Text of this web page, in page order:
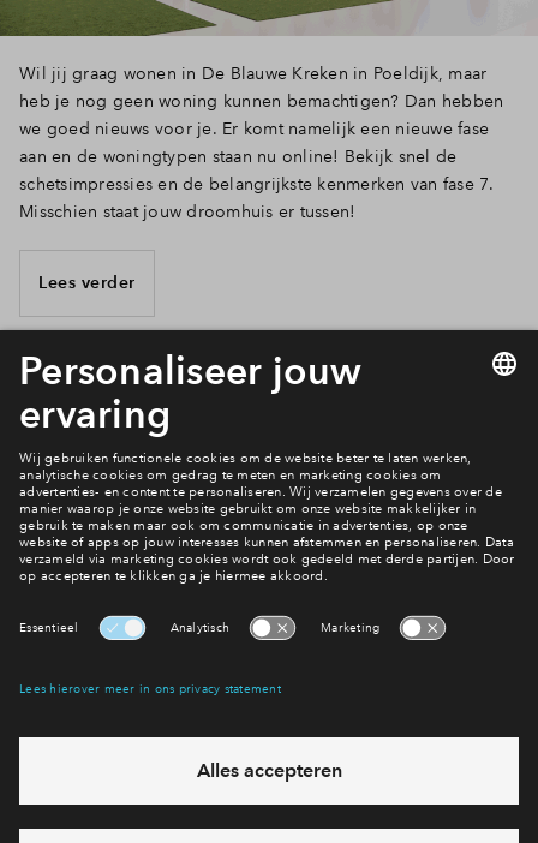
Wil jij graag wonen in De Blauwe Kreken in Poeldijk, maar
heb je nog geen woning kunnen bemachtigen? Dan hebben
we goed nieuws voor je. Er komt namelijk een nieuwe fase
aan en de woningtypen staan nu online! Bekijk snel de
schetsimpressies en de belangrijkste kenmerken van fase 7.
Misschien staat jouw droomhuis er tussen!
Lees verder
Heb je een vraag?
Bekijk de veel gestelde eens...
Interesse? Meld je dan snel aan
Hiermee blijf je op de hoogte van het belangrijkste nieuws en
Ja, ik wil mij aanmelden